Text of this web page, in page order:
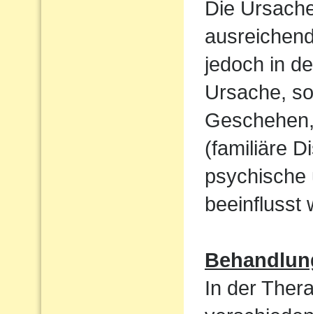
Die
jedoch in
Ursache,
(familiäre
psychische
beeinflusst
In der